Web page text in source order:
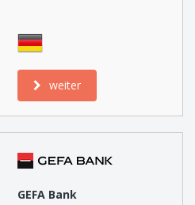
weiter
GEFA Bank